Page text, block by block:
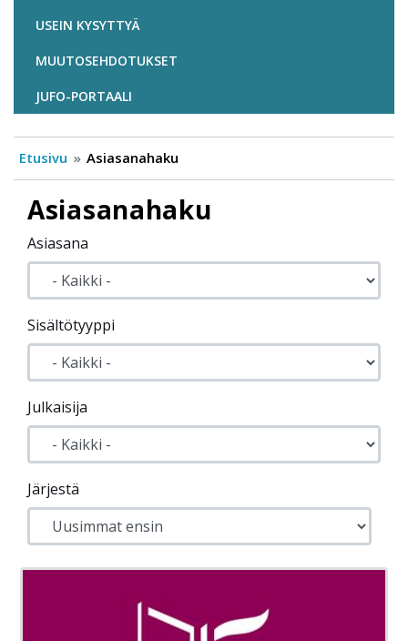
USEIN KYSYTTYÄ
MUUTOSEHDOTUKSET
JUFO-PORTAALI
Etusivu Asiasanahaku
Asiasanahaku
Asiasana
Sisältötyyppi
Julkaisija
Järjestä